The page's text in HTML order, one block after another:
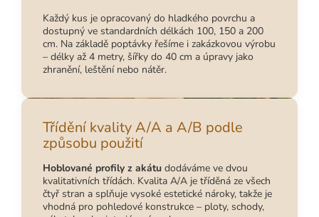
Každý kus je opracovaný do hladkého povrchu a
dostupný ve standardních délkách 100, 150 a 200
cm. Na základě poptávky řešíme i zakázkovou výrobu
– délky až 4 metry, šířky do 40 cm a úpravy jako
zhranění, leštění nebo nátěr.
Třídění kvality A/A a A/B podle
způsobu použití
Hoblované profily z akátu dodáváme ve dvou
kvalitativních třídách. Kvalita A/A je tříděná ze všech
čtyř stran a splňuje vysoké estetické nároky, takže je
vhodná pro pohledové konstrukce – ploty, schody,